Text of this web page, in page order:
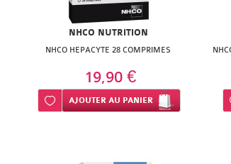
NHCO NUTRITION
NHCO HEPACYTE 28 COMPRIMES
19,90 €
Ajouter à ma liste d’envie
AJOUTER AU PANIER